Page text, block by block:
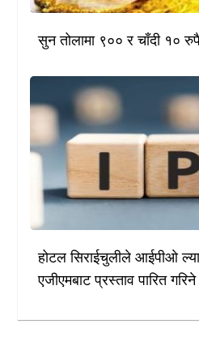
सुन तोलामा ९०० र चाँदी १०
होटल सिराईचुलीले आईपीओ
एजीएमबाट प्रस्ताव पारित गरिने